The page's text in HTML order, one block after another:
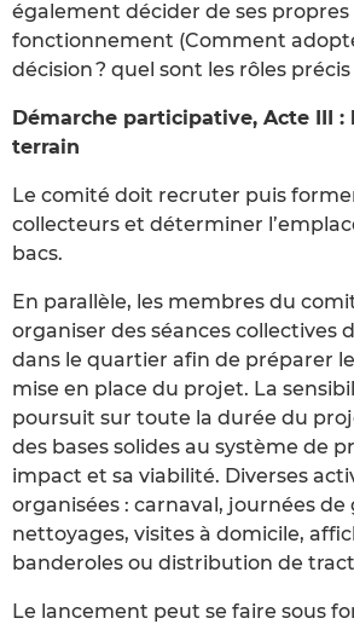
également décider de ses propres
fonctionnement (Comment
décision ? quel sont les rôles
Démarche participative, Acte III :
terrain
Le comité doit recruter puis
collecteurs et déterminer
bacs.
En parallèle, les membres du
organiser des séances collectives
dans le quartier afin de préparer
mise en place du projet. La
poursuit sur toute la durée du
des bases solides au système de
impact et sa viabilité. Diverses
organisées : carnaval, journées de
nettoyages, visites à domicile,
banderoles ou distribution de
Le lancement peut se faire sous